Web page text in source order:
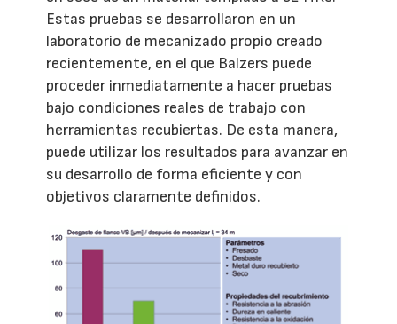
Estas pruebas se desarrollaron en un
laboratorio de mecanizado propio creado
recientemente, en el que Balzers puede
proceder inmediatamente a hacer pruebas
bajo condiciones reales de trabajo con
herramientas recubiertas. De esta manera,
puede utilizar los resultados para avanzar en
su desarrollo de forma eficiente y con
objetivos claramente definidos.